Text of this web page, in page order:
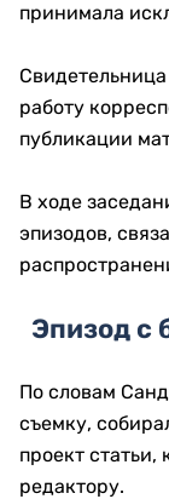
принимала
работу
публикации
В ходе
эпизодов,
Эпизод с
По словам
съемку,
проект статьи,
редактору.